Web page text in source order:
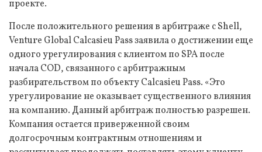
проекте.
После положительного решения в арбитраже с Shell,
Venture Global Calcasieu Pass заявила о достижении еще
одного урегулирования с клиентом по SPA после
начала COD, связанного с арбитражным
разбирательством по объекту Calcasieu Pass. «Это
урегулирование не оказывает существенного влияния
на компанию. Данный арбитраж полностью разрешен.
Компания остается приверженной своим
долгосрочным контрактным отношениям и